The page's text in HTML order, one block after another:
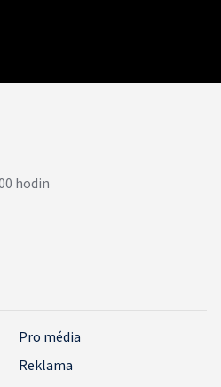
Pro média
Reklama